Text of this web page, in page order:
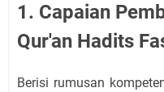
1. Capaian
Qur'an Hadits
Berisi rumusan